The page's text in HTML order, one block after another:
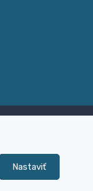
Vám
Nastaviť